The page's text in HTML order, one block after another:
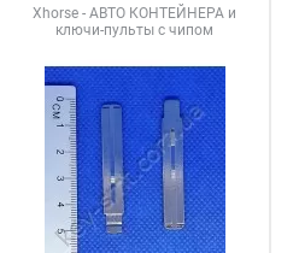
Xhorse - АВТО КОНТЕЙНЕРА и
ключи-пульты с чипом